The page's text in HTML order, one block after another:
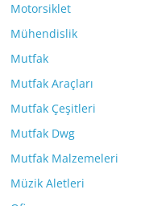
Motorsiklet
Mühendislik
Mutfak
Mutfak Araçları
Mutfak Çeşitleri
Mutfak Dwg
Mutfak Malzemeleri
Müzik Aletleri